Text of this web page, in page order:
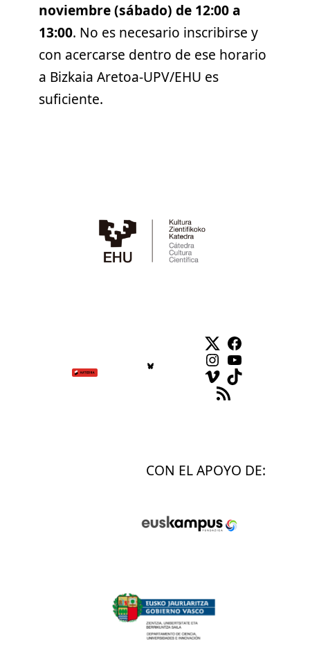
noviembre (sábado) de 12:00 a
13:00. No es necesario inscribirse y
con acercarse dentro de ese horario
a Bizkaia Aretoa-UPV/EHU es
suficiente.
TwitterFacebook
Instagram
YouTube
VimeoTikTok
Feed RSS
CON EL APOYO DE: